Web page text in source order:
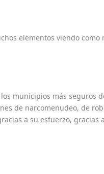
elementos viendo
municipios más seguros
de narcomenudeo, de
a su esfuerzo, gracias